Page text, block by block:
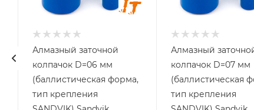
хвостовика
SANDVIK
Алмазный заточной
колпачок D=06 мм
(баллистическая форма,
тип крепления
хвостовика
SANDVIK
Алмазный
колпачок D=07 мм
(баллистическая
тип крепления